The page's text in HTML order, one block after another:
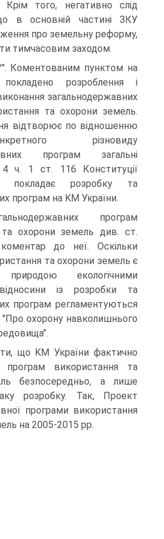
Крім того, негативно слід
в основній частині ЗКУ
про земельну реформу,
тимчасовим заходом.
Коментованим пунктом на
розроблення і
загальнодержавних
та охорони земель.
відтворює по відношенню
різновиду
програм загальні
ч. 1 ст. 116 Конституції
покладає розробку та
програм на KM України.
програм
та охорони земель див. ст.
до неї. Оскільки
та охорони земель є
екологічними
із розробки та
програм регламентуються
охорону навколишнього
що KM України фактично
програм використання та
безпосередньо, а лише
розробку. Так, Проект
програми використання
на 2005-2015 рр.